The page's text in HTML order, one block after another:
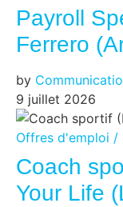
Payroll
Ferrero
by
9 juillet 2026
Offres d'emploi /
Coach
Your Life